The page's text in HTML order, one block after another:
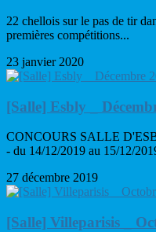
22 chellois sur le pas de tir
premières compétitions...
23 janvier 2020
[Salle] Esbly _
CONCOURS SALLE
- du 14/12/2019 au 15/12/
27 décembre 2019
[Salle] Villeparisis _